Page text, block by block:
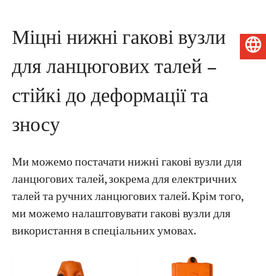
Міцні нижні гакові вузли
для ланцюгових талей –
стійкі до деформації та
зносу
Ми можемо постачати нижні гакові вузли для
ланцюгових талей, зокрема для електричних
талей та ручних ланцюгових талей. Крім того,
ми можемо налаштовувати гакові вузли для
використання в спеціальних умовах.
Українська